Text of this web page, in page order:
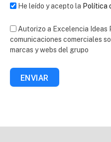
He leído y acepto la Política
Autorizo a Excelencia Ideas
comunicaciones comerciales
marcas y webs del grupo
ENVIAR